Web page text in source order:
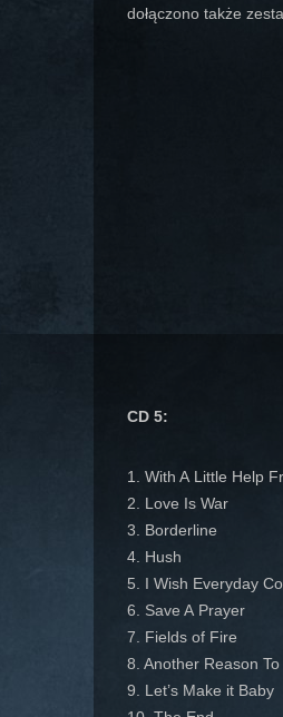
dołączono także
CD 5:
1. With A Little Help
2. Love Is War
3. Borderline
4. Hush
5. I Wish Everyday
6. Save A Prayer
7. Fields of Fire
8. Another Reason To
9. Let’s Make it Baby